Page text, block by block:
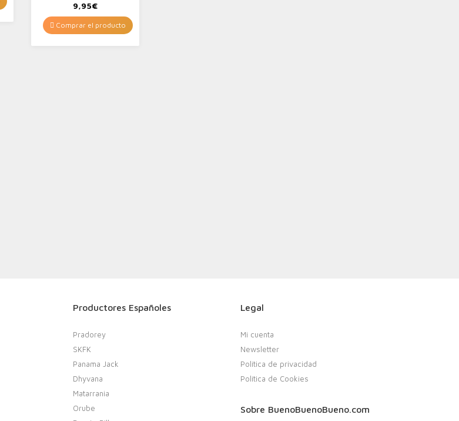
9,95€
Comprar el producto
Productores Españoles
Pradorey
SKFK
Panama Jack
Dhyvana
Matarrania
Orube
Legal
Mi cuenta
Newsletter
Política de privacidad
Política de Cookies
Sobre BuenoBuenoBueno.com